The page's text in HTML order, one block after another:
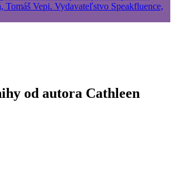
od autora Cathleen